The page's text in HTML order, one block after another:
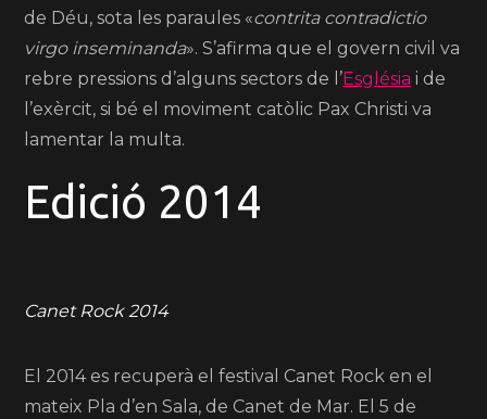
de Déu, sota les paraules «contrita contradictio
virgo inseminanda». S’afirma que el govern civil va
rebre pressions d’alguns sectors de l’Església i de
l’exèrcit, si bé el moviment catòlic Pax Christi va
lamentar la multa.
Edició 2014
Canet Rock 2014
El 2014 es recuperà el festival Canet Rock en el
mateix Pla d’en Sala, de Canet de Mar. El 5 de